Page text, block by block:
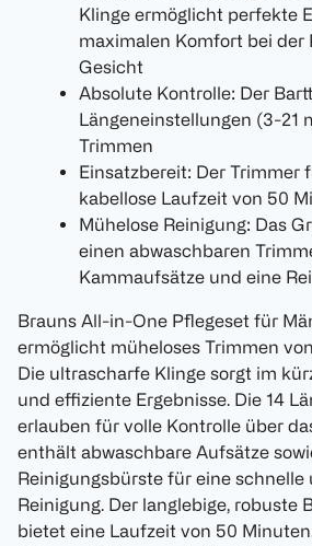
Klinge ermöglicht perfekte
maximalen Komfort bei der
Gesicht
Absolute Kontrolle: Der
Längeneinstellungen (3-21
Trimmen
Einsatzbereit: Der Trimmer
kabellose Laufzeit von 50
Mühelose Reinigung: Das
einen abwaschbaren
Kammaufsätze und eine
Brauns All-in-One Pflegeset für
ermöglicht müheloses Trimmen
Die ultrascharfe Klinge sorgt im
und effiziente Ergebnisse. Die 14
erlauben für volle Kontrolle über
enthält abwaschbare Aufsätze
Reinigungsbürste für eine schnelle
Reinigung. Der langlebige, robuste
bietet eine Laufzeit von 50